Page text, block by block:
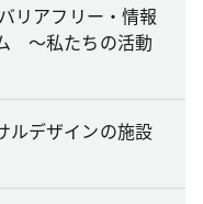
リアフリー・情報
～私たちの活動
ルデザインの施設